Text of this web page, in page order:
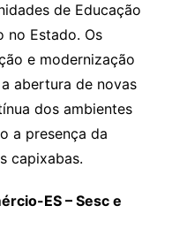
de Educação
no Estado. Os
e modernização
abertura de novas
dos ambientes
a presença da
capixabas.
ES – Sesc e